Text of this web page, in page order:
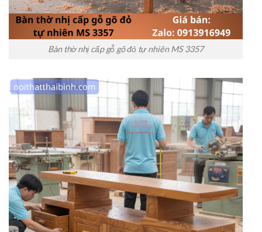
Bàn thờ nhị cấp gỗ gõ đỏ tự nhiên MS 3357